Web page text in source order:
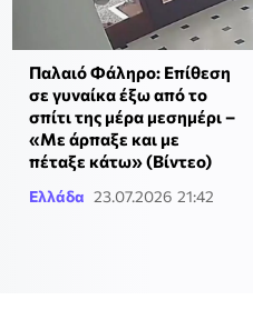
Παλαιό Φάληρο: Επίθεση
σε γυναίκα έξω από το
σπίτι της μέρα μεσημέρι –
«Με άρπαξε και με
πέταξε κάτω» (Βίντεο)
Ελλάδα 23.07.2026 21:42